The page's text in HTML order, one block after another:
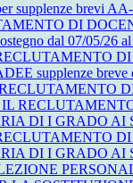
supplenze brevi
DI
dal 07/05/26
DI
supplenze
DI I GRADO AI
DI I GRADO AI